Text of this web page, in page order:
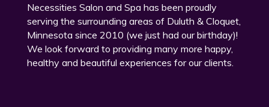
Necessities Salon and Spa has been proudly
serving the surrounding areas of Duluth & Cloquet,
Minnesota since 2010 (we just had our birthday)!
We look forward to providing many more happy,
healthy and beautiful experiences for our clients.